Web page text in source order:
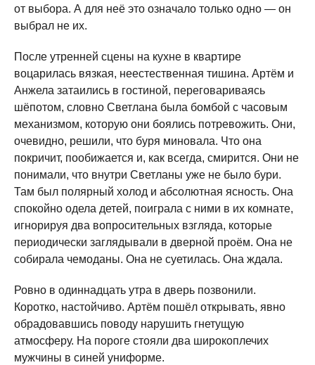
от выбора. А для неё это означало только одно — он
выбрал не их.
После утренней сцены на кухне в квартире
воцарилась вязкая, неестественная тишина. Артём и
Анжела затаились в гостиной, переговариваясь
шёпотом, словно Светлана была бомбой с часовым
механизмом, которую они боялись потревожить. Они,
очевидно, решили, что буря миновала. Что она
покричит, пообижается и, как всегда, смирится. Они не
понимали, что внутри Светланы уже не было бури.
Там был полярный холод и абсолютная ясность. Она
спокойно одела детей, поиграла с ними в их комнате,
игнорируя два вопросительных взгляда, которые
периодически заглядывали в дверной проём. Она не
собирала чемоданы. Она не суетилась. Она ждала.
Ровно в одиннадцать утра в дверь позвонили.
Коротко, настойчиво. Артём пошёл открывать, явно
обрадовавшись поводу нарушить гнетущую
атмосферу. На пороге стояли два широкоплечих
мужчины в синей униформе.